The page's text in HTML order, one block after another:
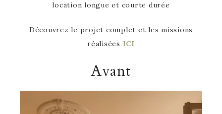
location longue et courte durée
Découvrez le projet complet et les missions
réalisées ICI
Avant